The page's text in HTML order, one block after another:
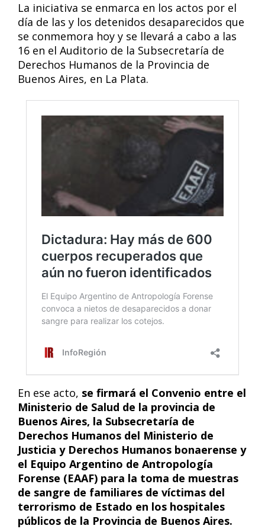
La iniciativa se enmarca en los actos por el
día de las y los detenidos desaparecidos que
se conmemora hoy y se llevará a cabo a las
16 en el Auditorio de la Subsecretaría de
Derechos Humanos de la Provincia de
Buenos Aires, en La Plata.
En ese acto, se firmará el Convenio entre el
Ministerio de Salud de la provincia de
Buenos Aires, la Subsecretaría de
Derechos Humanos del Ministerio de
Justicia y Derechos Humanos bonaerense y
el Equipo Argentino de Antropología
Forense (EAAF) para la toma de muestras
de sangre de familiares de víctimas del
terrorismo de Estado en los hospitales
públicos de la Provincia de Buenos Aires.